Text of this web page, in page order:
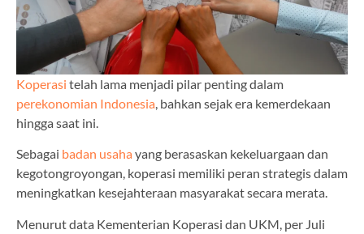
Koperasi telah lama menjadi pilar penting dalam
perekonomian Indonesia, bahkan sejak era kemerdekaan
hingga saat ini.
Sebagai badan usahayang berasaskan kekeluargaan dan
kegotongroyongan, koperasi memiliki peran strategis dalam
meningkatkan kesejahteraan masyarakat secara merata.
Menurut data Kementerian Koperasi dan UKM, per Juli